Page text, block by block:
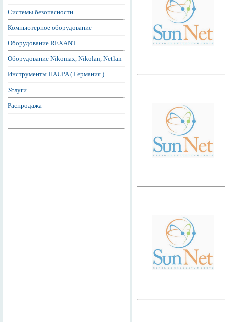
Системы безопасности
Компьютерное оборудование
Оборудование REXANT
Оборудование Nikomax, Nikolan, Netlan
Инструменты HAUPA ( Германия )
Услуги
Распродажа